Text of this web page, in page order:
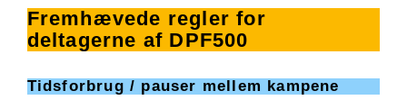
Fremhævede regler for
deltagerne af DPF500
Tidsforbrug / pauser mellem kampene